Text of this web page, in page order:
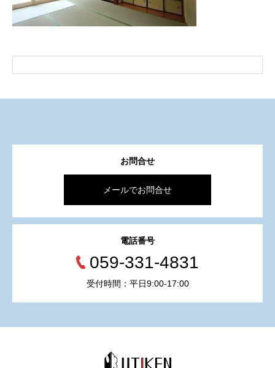
お問合せ
メールでお問合せ
電話番号
059-331-4831
受付時間：平日9:00-17:00